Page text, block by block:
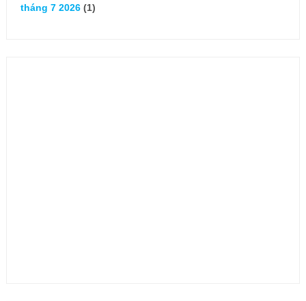
tháng 7 2026(1)